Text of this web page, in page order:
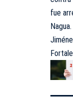
fue
Nagua.